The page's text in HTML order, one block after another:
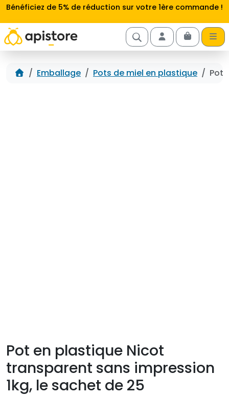
Aller au contenu
Bénéficiez de 5% de réduction sur votre 1ère commande !
Account
Cart
Accueil
Emballage Pots de miel en plastique Pot
Pot en plastique Nicot
transparent sans impression
1kg, le sachet de 25